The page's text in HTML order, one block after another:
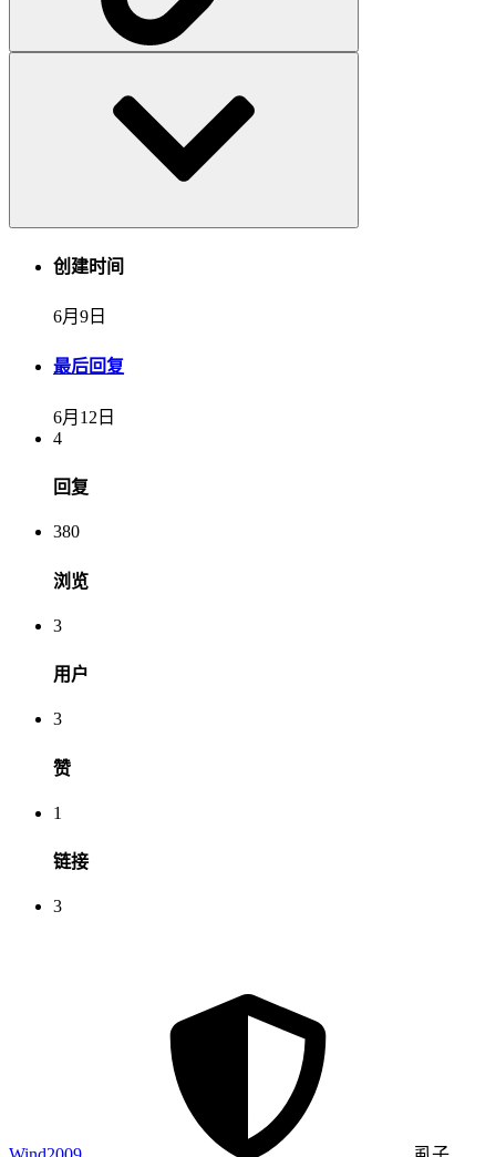
创建时间
6月9日
最后回复
6月12日
4
回复
380
浏览
3
用户
3
赞
1
链接
3